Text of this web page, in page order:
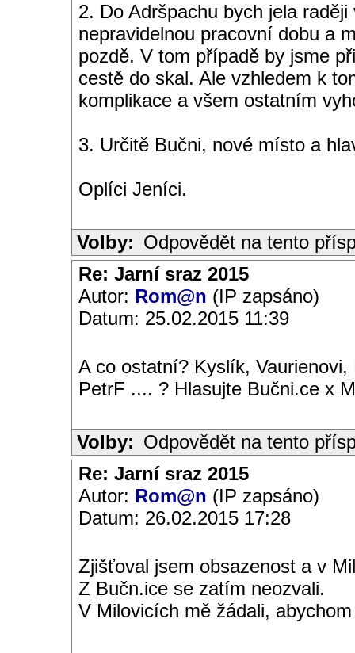
2. Do Adršpachu bych jela
nepravidelnou pracovní dobu a
pozdě. V tom případě by jsme
cestě do skal. Ale vzhledem k
komplikace a všem ostatním
3. Určitě Bučni, nové místo a
Oplíci Jeníci.
Volby: Odpovědět na tento
Re: Jarní sraz 2015
Autor: Rom@n (IP zapsáno)
Datum: 25.02.2015 11:39
A co ostatní? Kyslík,
PetrF .... ? Hlasujte Bučni.ce x
Volby: Odpovědět na tento
Re: Jarní sraz 2015
Autor: Rom@n (IP zapsáno)
Datum: 26.02.2015 17:28
Zjišťoval jsem obsazenost a v
Z Bučn.ice se zatím neozvali.
V Milovicích mě žádali,